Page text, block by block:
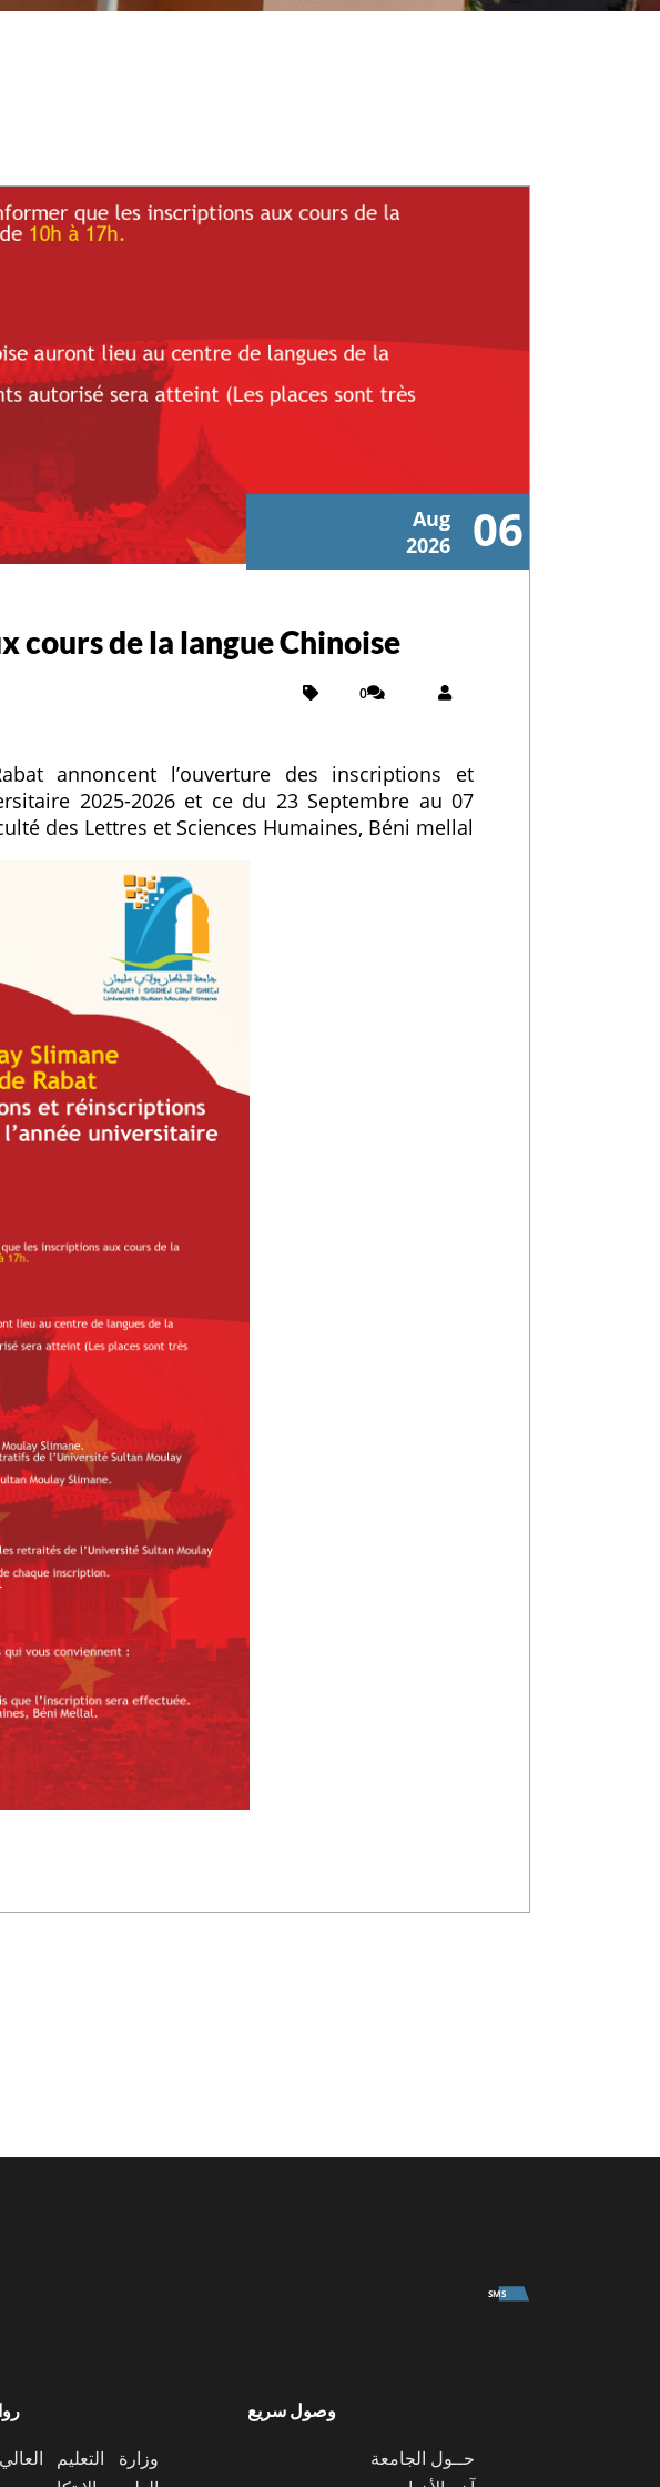
06
Aug
2026
de la langue Chinoise
0
annoncent l’ouverture des inscriptions et
2025-2026 et ce du 23 Septembre au 07
des Lettres et Sciences Humaines, Béni mellal.
SMS
وصول سريع
حــول الجامعة
وزارة التعليم